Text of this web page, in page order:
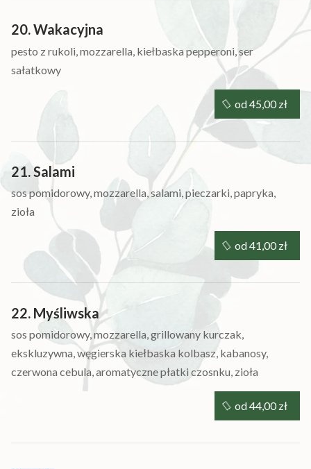
20. Wakacyjna
pesto z rukoli, mozzarella, kiełbaska pepperoni, ser
sałatkowy
21. Salami
sos pomidorowy, mozzarella, salami, pieczarki, papryka,
zioła
22. Myśliwska
sos pomidorowy, mozzarella, grillowany kurczak,
ekskluzywna, węgierska kiełbaska kolbasz, kabanosy,
czerwona cebula, aromatyczne płatki czosnku, zioła